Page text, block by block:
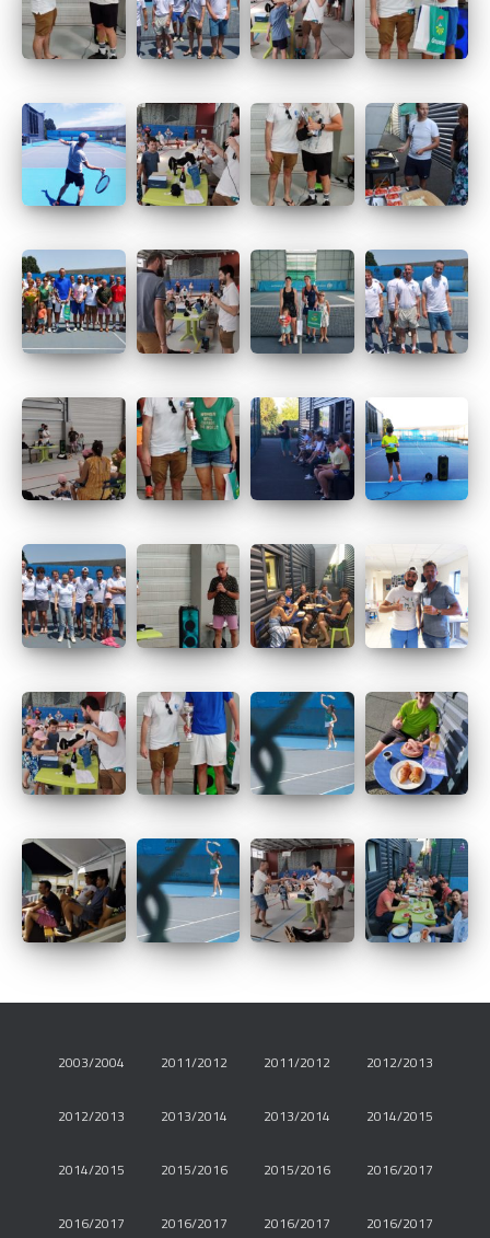
2003/2004 2011/2012 2011/2012 2012/2013
2012/2013 2013/2014 2013/2014 2014/2015
2014/2015 2015/2016 2015/2016 2016/2017
2016/2017 2016/2017 2016/2017 2016/2017